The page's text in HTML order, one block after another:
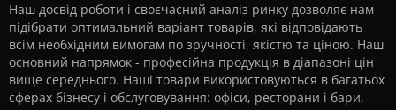
Наш досвід роботи і своєчасний аналіз ринку дозволяє нам
підібрати оптимальний варіант товарів, які відповідають
всім необхідним вимогам по зручності, якістю та ціною. Наш
основний напрямок - професійна продукція в діапазоні цін
вище середнього. Наші товари використовуються в багатьох
сферах бізнесу і обслуговування: офіси, ресторани і бари,